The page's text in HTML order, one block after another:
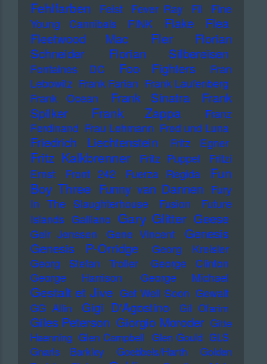
Fehlfarben Feist Fever Ray Fil
Fine
Young Cannibals
FINK Flake
Flea
Fleetwood Mac
Fler
Florian
Schneider
Florian Silbereisen
Fontaines DC Foo Fighters
Fran
Lebowitz Frank Farian Frank Laufenberg
Frank Ocean
Frank Sinatra
Frank
Spilker
Frank Zappa
Franz
Ferdinand Frau Lehmann Fred und Luna
Friedrich Liechtenstein Fritz Egner
Fritz Kalkbrenner Fritz Puppel
Fritzi
Ernst
Front 242 Fuerza Regida
Fun
Boy Three Funny van Dannen Fury
In The Slaughterhouse
Fusion
Future
Islands Galliano Gary Glitter Geese
Geir Jenssen Gene Vincent
Genesis
Genesis P-Orridge
Georg Kreisler
Georg Stefan Troller
George Clinton
George Harrison
George Michael
Gestalt et Jive Get Well Soon Gewalt
GG Allin
Gigi D'Agostino Gil Ofarim
Giles Peterson Giorgio Moroder Gitte
Haenning Glen Campbell Glen Gould GLS
Gnarls Barkley
Goebbels/Harth
Golden